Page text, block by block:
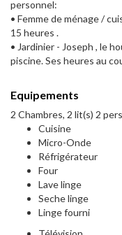
personnel:
• Femme de ménage /
15 heures .
• Jardinier - Joseph , le
piscine. Ses heures au
Equipements
2 Chambres, 2 lit(s) 2
Cuisine
Micro-Onde
Réfrigérateur
Four
Lave linge
Seche linge
Linge fourni